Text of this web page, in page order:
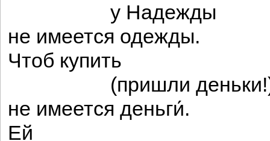
у Надежды
не имеется одежды.
Чтоб купить
(пришли
не имеется деньги́.
Ей